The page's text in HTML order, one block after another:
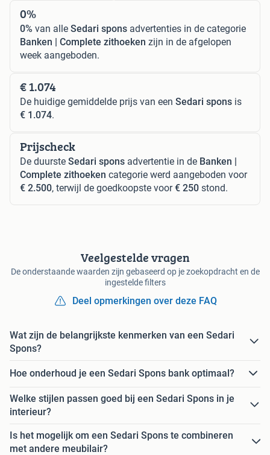
0%
0% van alle Sedari spons advertenties in de categorie
Banken | Complete zithoeken zijn in de afgelopen
week aangeboden.
€ 1.074
De huidige gemiddelde prijs van een Sedari spons is
€ 1.074.
Prijscheck
De duurste Sedari spons advertentie in de Banken |
Complete zithoeken categorie werd aangeboden voor
€ 2.500, terwijl de goedkoopste voor€ 250 stond.
Veelgestelde vragen
De onderstaande waarden zijn gebaseerd op je zoekopdracht en de
ingestelde filters
Deel opmerkingen over deze FAQ
Wat zijn de belangrijkste kenmerken van een Sedari
Spons?
Hoe onderhoud je een Sedari Spons bank optimaal?
Welke stijlen passen goed bij een Sedari Spons in je
interieur?
Is het mogelijk om een Sedari Spons te combineren
met andere meubilair?